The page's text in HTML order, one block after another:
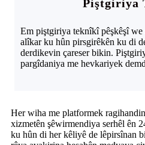
Piştgiriya
Em piştgiriya teknîkî pêşkêşî
alîkar ku hûn pirsgirêkên ku di
derdikevin çareser bikin.
pargîdaniya me hevkariyek
Her wiha me platformek
xizmetên şêwirmendiya serhêl ên
ku hûn di her kêliyê de lêpirsînan